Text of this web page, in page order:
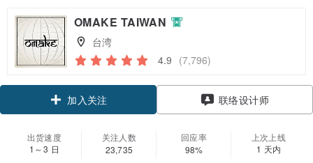
OMAKE TAIWAN
台湾
4.9 (7,796)
加入关注 联络设计师
出货速度
1～3 日
关注人数
23,735
回应率
98%
上次上线
1 天内